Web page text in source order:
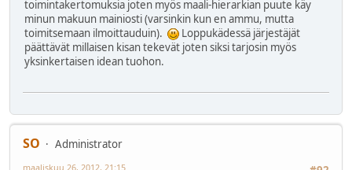
toimintakertomuksia joten myös maali-hierarkian puute käy
minun makuun mainiosti (varsinkin kun en ammu, mutta
toimitsemaan ilmoittauduin).
Loppukädessä järjestäjät
päättävät millaisen kisan tekevät joten siksi tarjosin myös
yksinkertaisen idean tuohon.
SO
Administrator
maaliskuu 26, 2012, 21:15